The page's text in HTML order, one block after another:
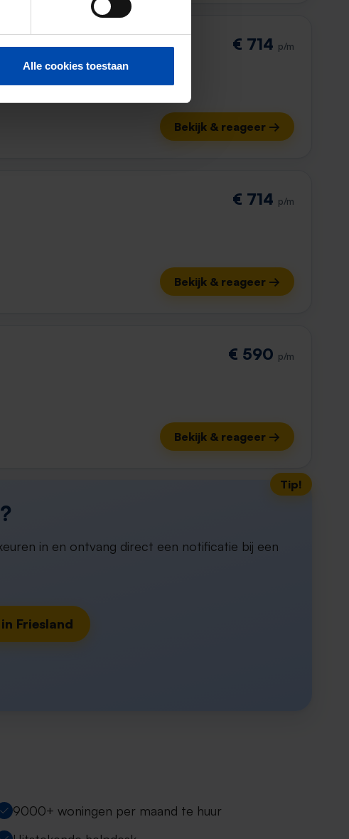
Alle cookies toestaan
€ 714 p/m
Bekijk & reageer →
€ 714 p/m
Bekijk & reageer →
€ 590 p/m
Bekijk & reageer →
Tip!
in en ontvang direct een notificatie bij een
Friesland
9000+ woningen per maand te huur